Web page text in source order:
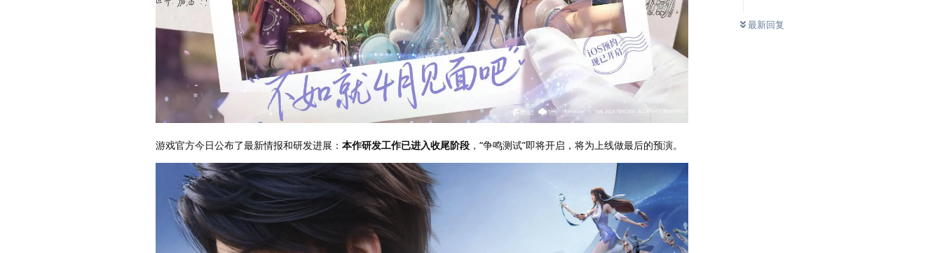
最新回复
游戏官方今日公布了最新情报和研发进展： 本作研发工作已进入收尾阶段 ，“争鸣测试”即将开启，将为上线做最后的预演。